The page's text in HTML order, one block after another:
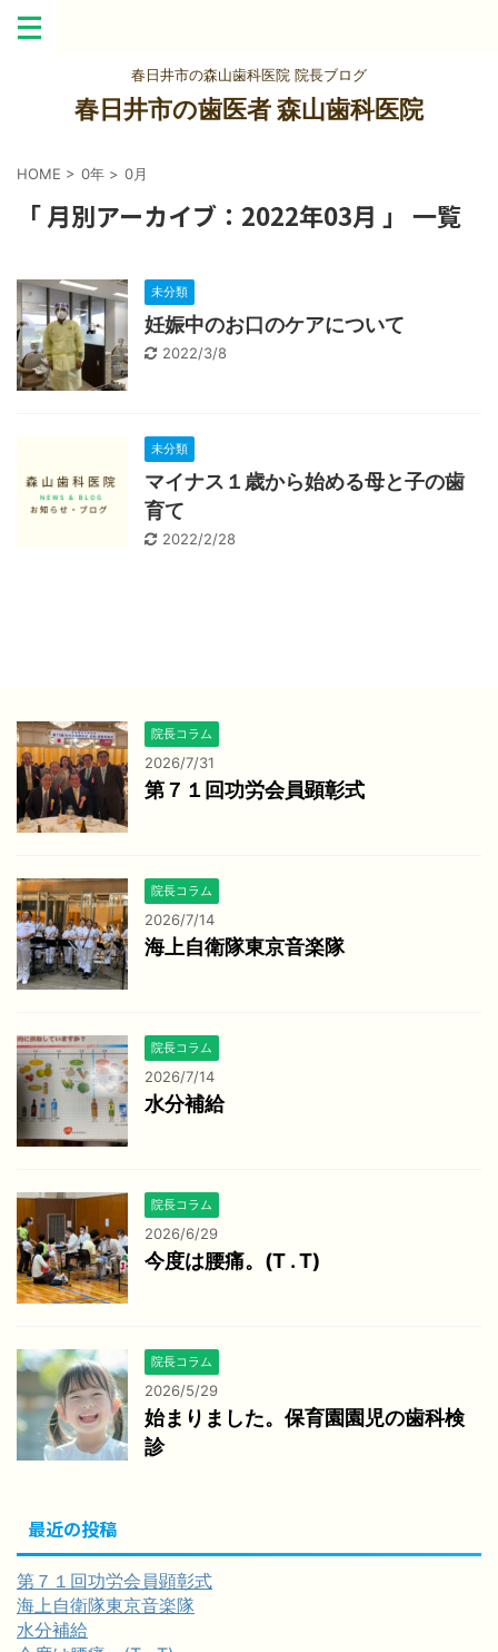
春日井市の森山歯科医院 院長ブログ
春日井市の歯医者 森山歯科医院
HOME > 0年 > 0月
「 月別アーカイブ：2022年03月 」 一覧
未分類
妊娠中のお口のケアについて
2022/3/8
未分類
マイナス１歳から始める母と子の歯
育て
2022/2/28
院長コラム
2026/7/31
第７１回功労会員顕彰式
院長コラム
2026/7/14
海上自衛隊東京音楽隊
院長コラム
2026/7/14
水分補給
院長コラム
2026/6/29
今度は腰痛。(T . T)
院長コラム
2026/5/29
始まりました。保育園園児の歯科検
診
最近の投稿
第７１回功労会員顕彰式
海上自衛隊東京音楽隊
水分補給